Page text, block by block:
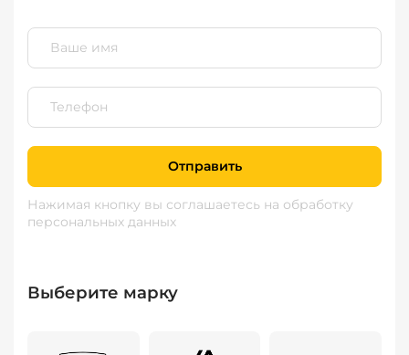
Отправить
Нажимая кнопку вы соглашаетесь на обработку
персональных данных
Выберите марку